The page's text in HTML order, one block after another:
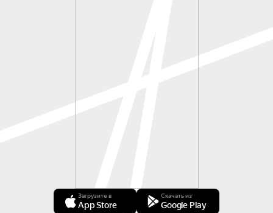
Загрузите в
App Store
Скачать из
Google Play